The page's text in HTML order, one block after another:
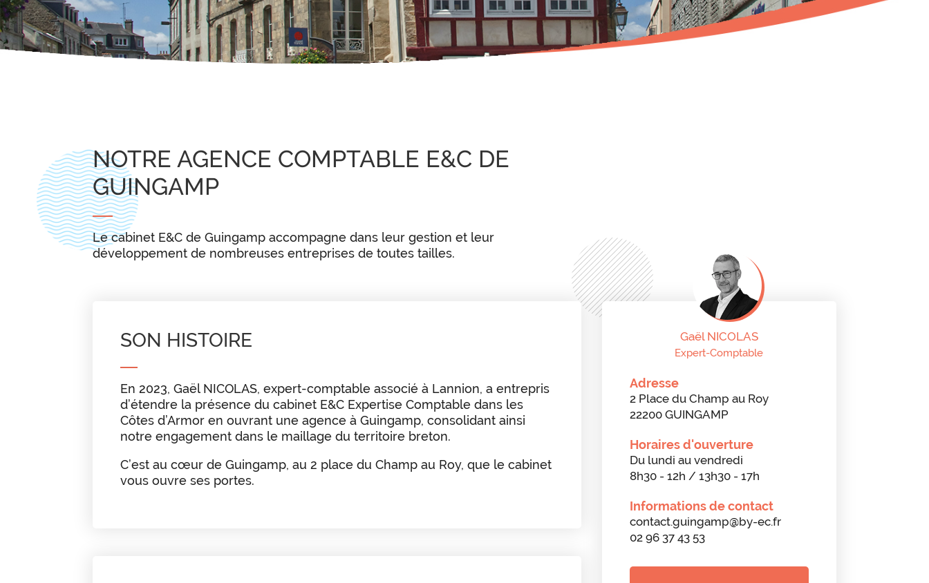
NOTRE AGENCE COMPTABLE E&C DE
GUINGAMP
Le cabinet E&C de Guingamp accompagne dans leur gestion et leur
développement de nombreuses entreprises de toutes tailles.
SON HISTOIRE
En 2023, Gaël NICOLAS, expert-comptable associé à Lannion, a entrepris
d’étendre la présence du cabinet E&C Expertise Comptable dans les
Côtes d’Armor en ouvrant une agence à Guingamp, consolidant ainsi
notre engagement dans le maillage du territoire breton.
C’est au cœur de Guingamp, au 2 place du Champ au Roy, que le cabinet
vous ouvre ses portes.
Gaël NICOLAS
Expert-Comptable
Adresse
2 Place du Champ au Roy
22200 GUINGAMP
Horaires d'ouverture
Du lundi au vendredi
8h30 - 12h / 13h30 - 17h
Informations de contact
contact.guingamp@by-ec.fr
02 96 37 43 53